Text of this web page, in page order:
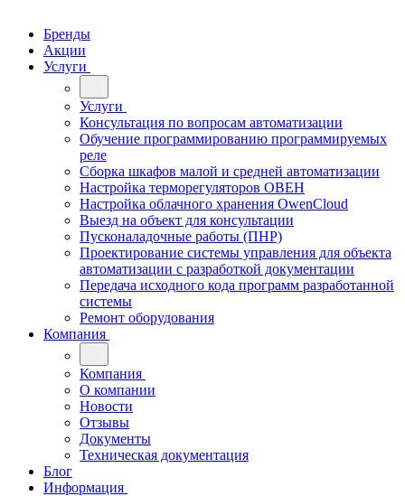
Бренды
Акции
Услуги
Услуги
Консультация по вопросам автоматизации
Обучение программированию программируемых
реле
Сборка шкафов малой и средней автоматизации
Настройка терморегуляторов ОВЕН
Настройка облачного хранения OwenCloud
Выезд на объект для консультации
Пусконаладочные работы (ПНР)
Проектирование системы управления для объекта
автоматизации с разработкой документации
Передача исходного кода программ разработанной
системы
Ремонт оборудования
Компания
Компания
О компании
Новости
Отзывы
Документы
Техническая документация
Блог
Информация